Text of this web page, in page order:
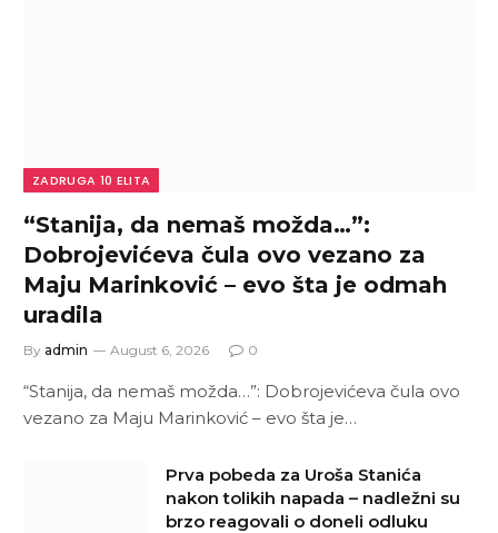
ZADRUGA 10 ELITA
“Stanija, da nemaš možda…”:
Dobrojevićeva čula ovo vezano za
Maju Marinković – evo šta je odmah
uradila
By admin August 6, 2026 0
“Stanija, da nemaš možda…”: Dobrojevićeva čula ovo
vezano za Maju Marinković – evo šta je…
Prva pobeda za Uroša Stanića
nakon tolikih napada – nadležni su
brzo reagovali o doneli odluku